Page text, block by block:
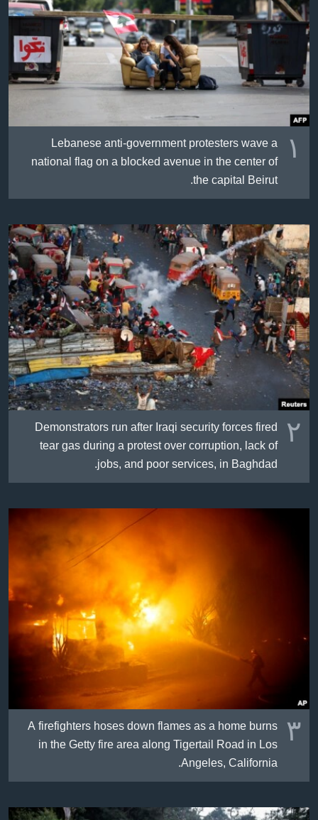
ژیان لە فەرهەنگدا
Learning English
FOLLOW US
١ Lebanese anti-government protesters wave a
national flag on a blocked avenue in the center of
the capital Beirut.
٢ Demonstrators run after Iraqi security forces fired
tear gas during a protest over corruption, lack of
jobs, and poor services, in Baghdad.
٣ A firefighters hoses down flames as a home burns
in the Getty fire area along Tigertail Road in Los
Angeles, California.